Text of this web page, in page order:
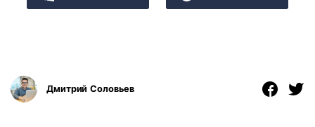
Дмитрий Соловьев